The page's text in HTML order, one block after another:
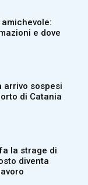
e dove
arrivo sospesi
di Catania
la strage di
diventa